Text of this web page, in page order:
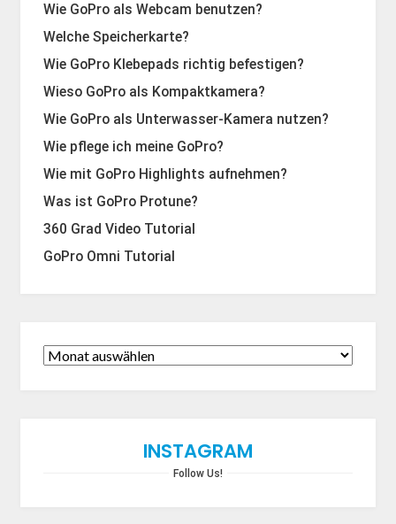
Wie GoPro als Webcam benutzen?
Welche Speicherkarte?
Wie GoPro Klebepads richtig befestigen?
Wieso GoPro als Kompaktkamera?
Wie GoPro als Unterwasser-Kamera nutzen?
Wie pflege ich meine GoPro?
Wie mit GoPro Highlights aufnehmen?
Was ist GoPro Protune?
360 Grad Video Tutorial
GoPro Omni Tutorial
INSTAGRAM
Follow Us!